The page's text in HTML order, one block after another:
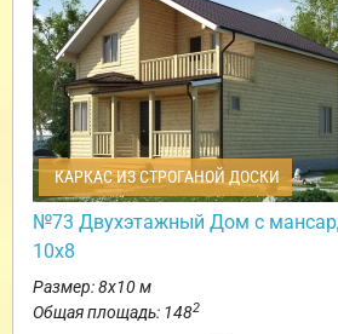
КАРКАС ИЗ СТРОГАНОЙ ДОСКИ
№73 Двухэтажный Дом с
10х8
Размер: 8х10 м
Общая площадь: 1482